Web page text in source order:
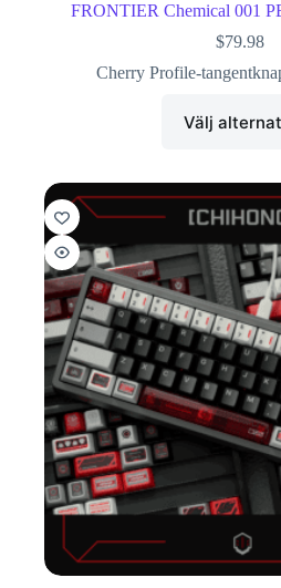
FRONTIER Chemical 001
$79.98
Cherry Profile-
Välj